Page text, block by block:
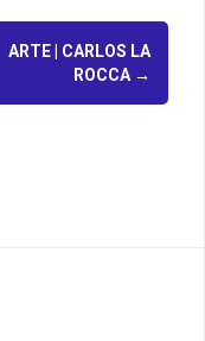
ARTE | CARLOS LA
ROCCA →